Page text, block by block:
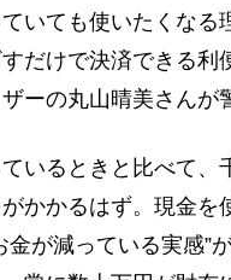
いても使いたくなる
だけで決済できる利
ーの丸山晴美さんが
いるときと比べて
かかるはず。現金を
金が減っている実感”